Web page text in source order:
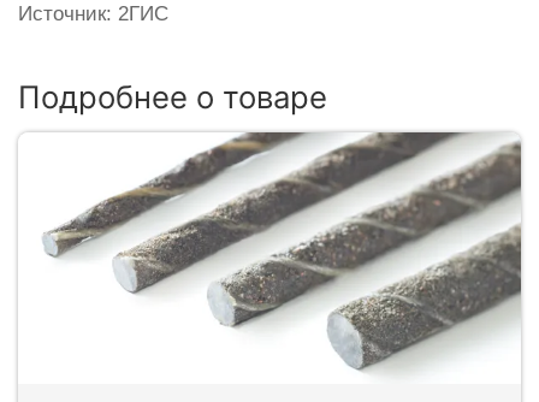
Источник: 2ГИС
Подробнее о товаре